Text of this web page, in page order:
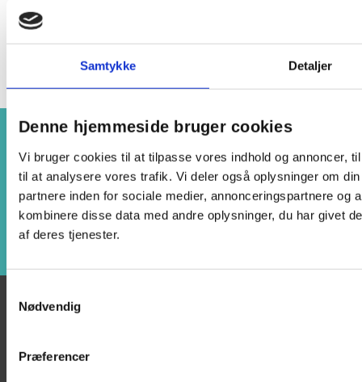
Samtykke Detaljer
Denne hjemmeside bruger cookies
Vi bruger cookies til at tilpasse vores indhold og annoncer,
til at analysere vores trafik. Vi deler også oplysninger om
partnere inden for sociale medier, annonceringspartnere og
kombinere disse data med andre oplysninger, du har givet
af deres tjenester.
Nødvendig
Præferencer
Nyhedsbrev
Få gode tilbud og nyheder direkte i din
indbakke hver uge.
Den Glade Mund Aps